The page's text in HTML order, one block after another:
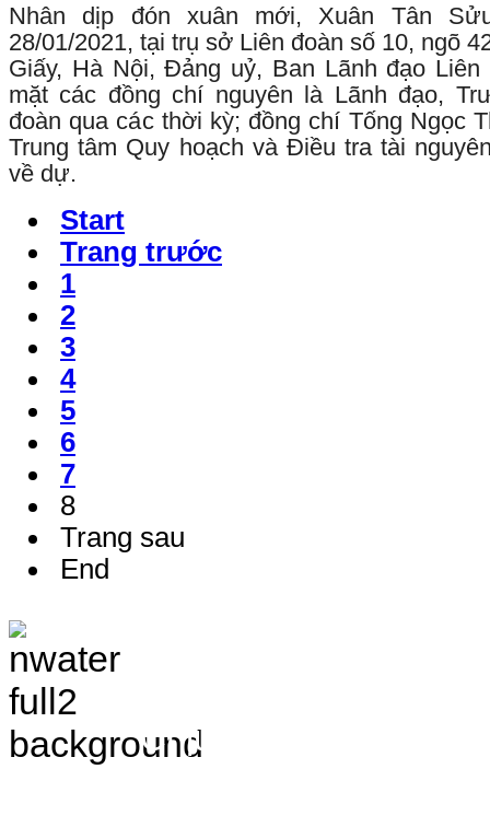
Nhân dịp đón xuân mới, Xuân Tân
28/01/2021, tại trụ sở Liên đoàn số 10, ngõ
Giấy, Hà Nội, Đảng uỷ, Ban Lãnh đạo
mặt các đồng chí nguyên là Lãnh đạo,
đoàn qua các thời kỳ; đồng chí Tống Ngọc
Trung tâm Quy hoạch và Điều tra tài
về dự.
Start
Trang trước
1
2
3
4
5
6
7
8
Trang sau
End
Chịu trách nhiệm nội